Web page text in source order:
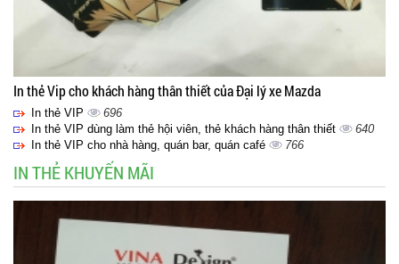
In thẻ Vip cho khách hàng thân thiết của Đại lý xe Mazda
In thẻ VIP
696
In thẻ VIP dùng làm thẻ hội viên, thẻ khách hàng thân thiết
640
In thẻ VIP cho nhà hàng, quán bar, quán café
766
IN THẺ KHUYẾN MÃI